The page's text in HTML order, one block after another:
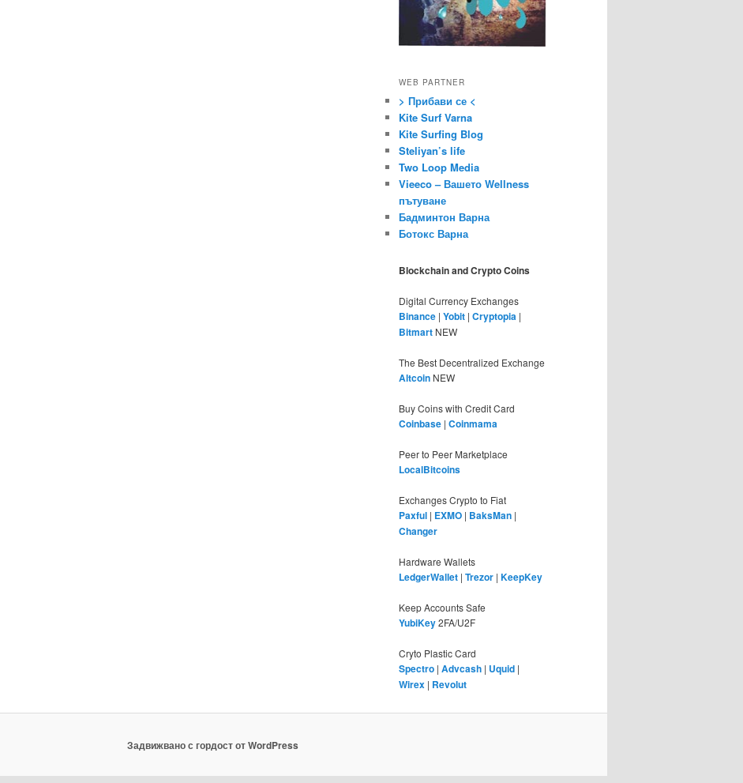
WEB PARTNER
> Прибави се <
Kite Surf Varna
Kite Surfing Blog
Steliyan’s life
Two Loop Media
Vieeco – Вашето Wellness
пътуване
Бадминтон Варна
Ботокс Варна
Blockchain and Crypto Coins
Digital Currency Exchanges
Binance | Yobit | Cryptopia |
Bitmart NEW
The Best Decentralized Exchange
Altcoin NEW
Buy Coins with Credit Card
Coinbase | Coinmama
Peer to Peer Marketplace
LocalBitcoins
Exchanges Crypto to Fiat
Paxful | EXMO | BaksMan |
Changer
Hardware Wallets
LedgerWallet | Trezor | KeepKey
Keep Accounts Safe
YubiKey2FA/U2F
Cryto Plastic Card
Spectro | Advcash | Uquid |
Wirex | Revolut
Задвижвано с гордост от WordPress